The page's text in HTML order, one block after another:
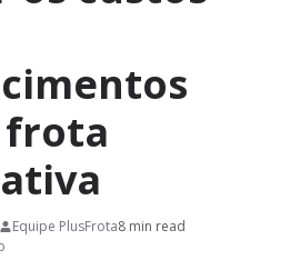
frota
Equipe PlusFrota8 min read